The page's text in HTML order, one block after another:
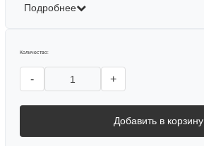
Подробнее
Количество:
- +
Добавить в корзину